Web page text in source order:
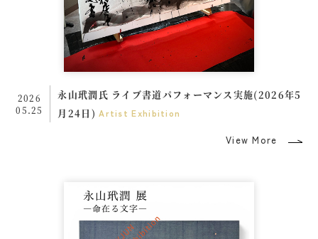
2026
05.25
永山玳潤氏 ライブ書道パフォーマンス実施(2026年5
月24日) Artist Exhibition
View More